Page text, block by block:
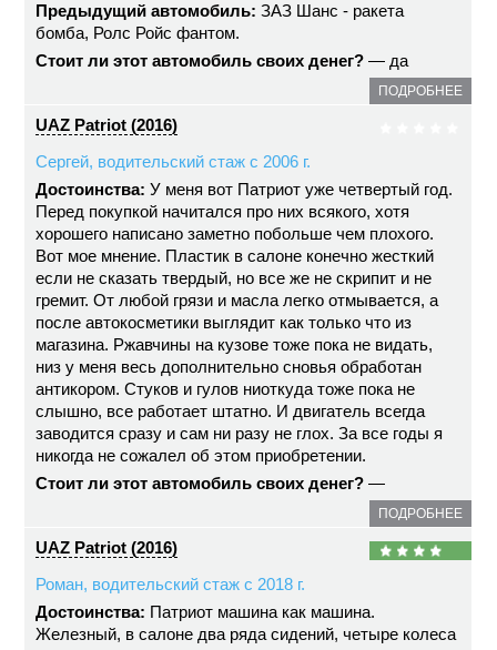
Предыдущий автомобиль: ЗАЗ Шанс - ракета
бомба, Ролс Ройс фантом.
Стоит ли этот автомобиль своих денег? — да
ПОДРОБНЕЕ
UAZ Patriot (2016)
Сергей, водительский стаж с 2006 г.
Достоинства: У меня вот Патриот уже четвертый год.
Перед покупкой начитался про них всякого, хотя
хорошего написано заметно побольше чем плохого.
Вот мое мнение. Пластик в салоне конечно жесткий
если не сказать твердый, но все же не скрипит и не
гремит. От любой грязи и масла легко отмывается, а
после автокосметики выглядит как только что из
магазина. Ржавчины на кузове тоже пока не видать,
низ у меня весь дополнительно сновья обработан
антикором. Стуков и гулов ниоткуда тоже пока не
слышно, все работает штатно. И двигатель всегда
заводится сразу и сам ни разу не глох. За все годы я
никогда не сожалел об этом приобретении.
Стоит ли этот автомобиль своих денег? —
ПОДРОБНЕЕ
UAZ Patriot (2016)
Роман, водительский стаж с 2018 г.
Достоинства: Патриот машина как машина.
Железный, в салоне два ряда сидений, четыре колеса